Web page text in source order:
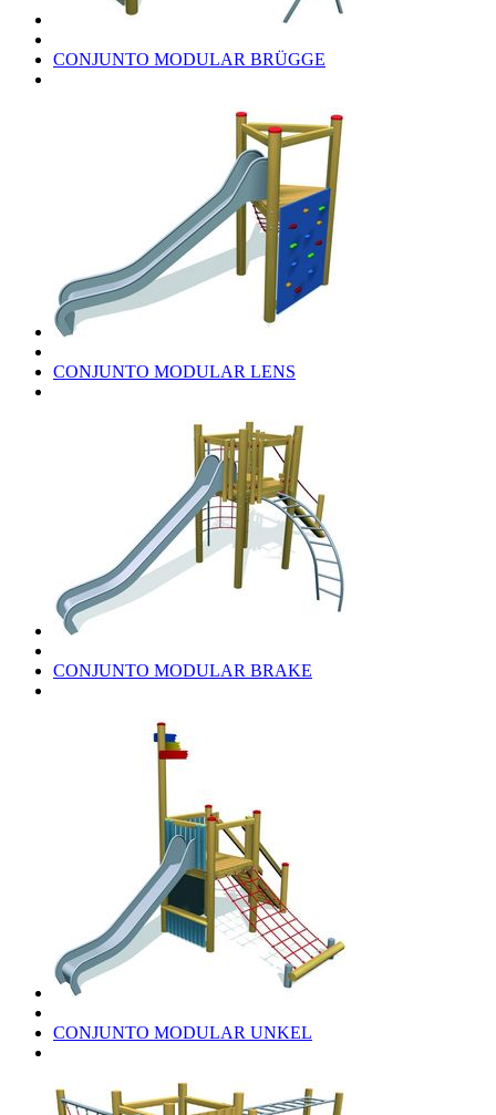
CONJUNTO MODULAR BRÜGGE
CONJUNTO MODULAR LENS
CONJUNTO MODULAR BRAKE
CONJUNTO MODULAR UNKEL